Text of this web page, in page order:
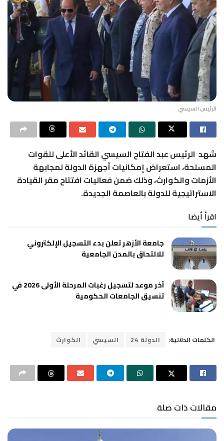
الرئيس السيسي
شهد الرئيس عبد الفتاح السيسي القائد الأعلى للقوات
المسلحة، استعراض إمكانيات أجهزة الدولة لمجابهة
الأزمات والكوارث، وذلك ضمن فعاليات افتتاح مقر القيادة
الاستراتيجية للدولة بالعاصمة الجديدة.
اقرأ أيضا
جامعة الأزهر تعلن بدء التسجيل الإلكتروني
للالتحاق بالمدن الجامعية
آخر موعد لتسجيل رغبات المرحلة الأولى 2026 في
تنسيق الجامعات الحكومية
الكلمات الدلالية: الدولة 24 السيسي الكوارث
مقالات ذات صلة